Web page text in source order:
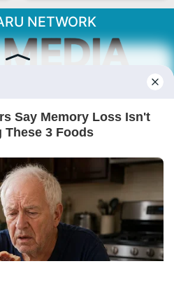
NETWORK
menyajikan berita aktual dan
sudut pandang berbaik sangka
Kabarbaru